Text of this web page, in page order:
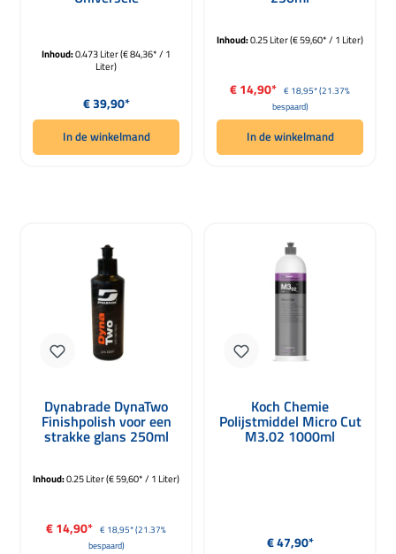
Inhoud:0.473 Liter(€ 84,36* / 1
Liter)
Normale prijs:
€ 39,90*
In de winkelmand
Inhoud:0.25 Liter(€ 59,60* / 1 Liter)
Verkoopprijs:
€ 14,90* Normale prijs:
€ 18,95*(21.37%
bespaard)
In de winkelmand
Dynabrade DynaTwo
Finishpolish voor een
strakke glans 250ml
Inhoud:0.25 Liter(€ 59,60* / 1 Liter)
Verkoopprijs:
€ 14,90* Normale prijs:
€ 18,95*(21.37%
bespaard)
Koch Chemie
Polijstmiddel Micro Cut
M3.02 1000ml
Normale prijs:
€ 47,90*